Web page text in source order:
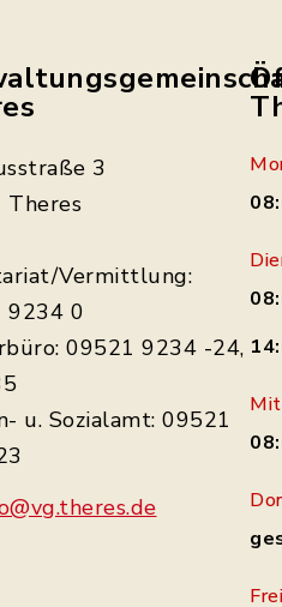
3
Theres
Vermittlung:
9234 0
09521 9234 -24,
u. Sozialamt: 09521